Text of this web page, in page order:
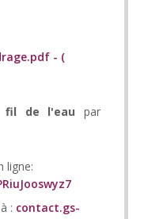
- (
fil de l'eau par
ligne:
: contact.gs-